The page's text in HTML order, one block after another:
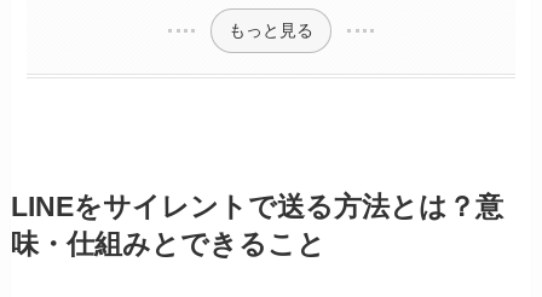
もっと見る
LINEをサイレントで送る方法とは？意
味・仕組みとできること